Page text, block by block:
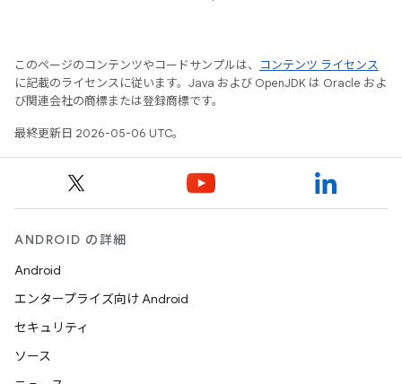
このページのコンテンツやコードサンプルは、
コンテンツ ライセンス
に記載のライセンスに従います。Java および OpenJDK は Oracle およ
び関連会社の商標または登録商標です。
最終更新日 2026-05-06 UTC。
ANDROID の詳細
Android
エンタープライズ向け Android
セキュリティ
ソース